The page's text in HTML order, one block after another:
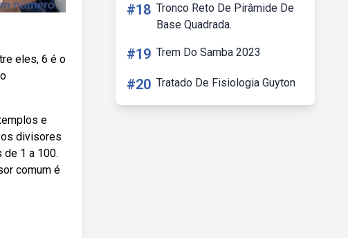
eles, 6 é o
e
divisores
1 a 100.
comum é
#18 Tronco Reto De Pirâmide De
Base Quadrada.
#19 Trem Do Samba 2023
#20 Tratado De Fisiologia Guyton